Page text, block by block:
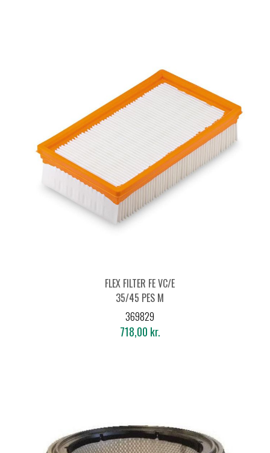
FLEX FILTER FE VC/E
35/45 PES M
369829
718,00 kr.